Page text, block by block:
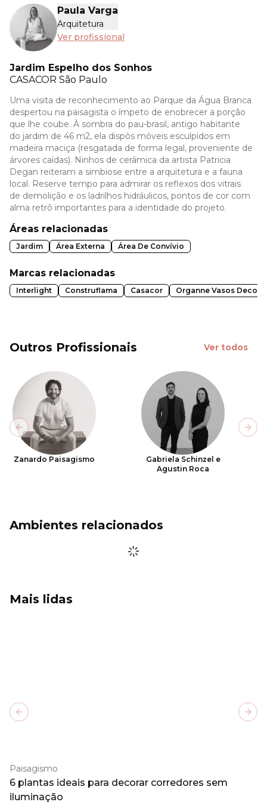
Paula Varga
Arquitetura
Ver profissional
Jardim Espelho dos Sonhos
CASACOR São Paulo
Uma visita de reconhecimento ao Parque da Água Branca
despertou na paisagista o ímpeto de enobrecer a porção
que lhe coube. À sombra do pau-brasil, antigo habitante
do jardim de 46 m2, ela dispôs móveis esculpidos em
madeira maciça (resgatada de forma legal, proveniente de
árvores caídas). Ninhos de cerâmica da artista Patricia
Degan reiteram a simbiose entre a arquitetura e a fauna
local. Reserve tempo para admirar os reflexos dos vitrais
de demolição e os ladrilhos hidráulicos, pontos de cor com
alma retrô importantes para a identidade do projeto.
Áreas relacionadas
Jardim Área Externa Área De Convívio
Marcas relacionadas
Interlight Construflama Casacor Organne Vasos Decor
Outros Profissionais Ver todos
Zanardo Paisagismo
Gabriela Schinzel e
Agustin Roca
Previous slide
Ambientes relacionados
Mais lidas
Paisagismo
6 plantas ideais para decorar corredores sem
iluminação
Previous slide